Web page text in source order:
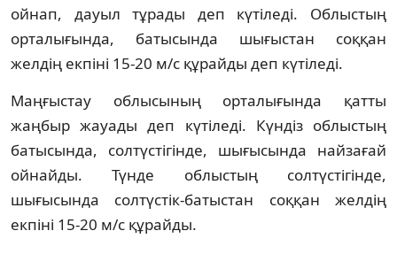
ойнап, дауыл тұрады деп күтіледі. Облыстың
орталығында, батысында шығыстан соққан
желдің екпіні 15-20 м/с құрайды деп күтіледі.
Маңғыстау облысының орталығында қатты
жаңбыр жауады деп күтіледі. Күндіз облыстың
батысында, солтүстігінде, шығысында найзағай
ойнайды. Түнде облыстың солтүстігінде,
шығысында солтүстік-батыстан соққан желдің
екпіні 15-20 м/с құрайды.